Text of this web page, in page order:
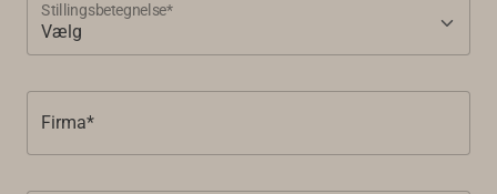
Stillingsbetegnelse*
Firma*